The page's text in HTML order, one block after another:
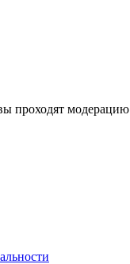
проходят модерацию